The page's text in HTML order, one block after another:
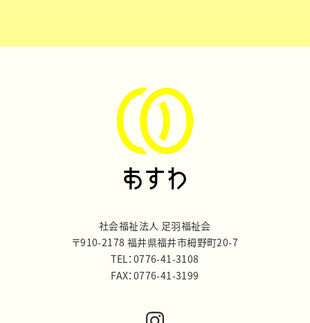
社会福祉法人 足羽福祉会
〒910-2178 福井県福井市栂野町20-7
TEL：0776-41-3108
FAX：0776-41-3199